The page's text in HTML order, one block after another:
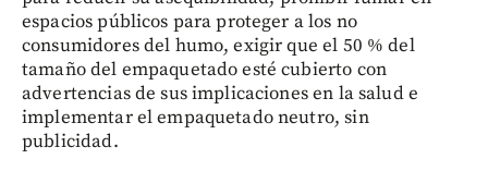
espacios públicos para proteger a los no
consumidores del humo, exigir que el 50 % del
tamaño del empaquetado esté cubierto con
advertencias de sus implicaciones en la salud e
implementar el empaquetado neutro, sin
publicidad.